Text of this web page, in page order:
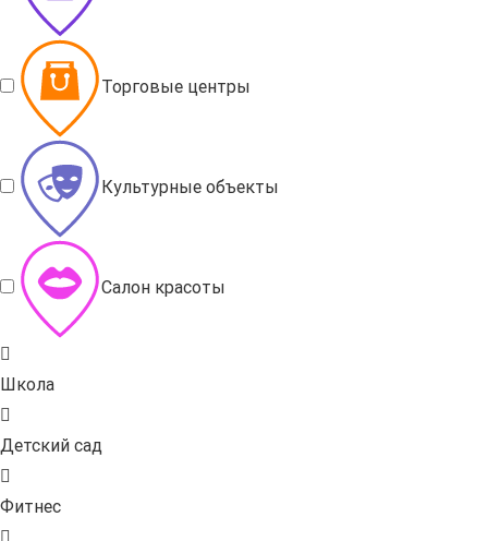
Торговые центры
Культурные объекты
Салон красоты
Школа
Детский сад
Фитнес